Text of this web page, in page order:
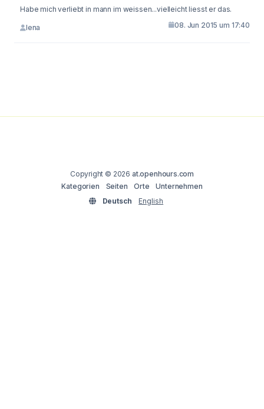
Habe mich verliebt in mann im weissen...vielleicht liesst er das.
lena 08. Jun 2015 um 17:40
Copyright © 2026 at.openhours.com
Kategorien
Seiten Orte
Unternehmen
Deutsch
English